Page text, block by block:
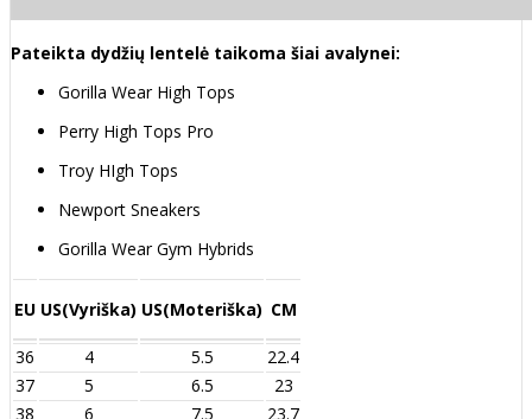
Pateikta dydžių lentelė taikoma šiai avalynei:
Gorilla Wear High Tops
Perry High Tops Pro
Troy HIgh Tops
Newport Sneakers
Gorilla Wear Gym Hybrids
EU US(Vyriška) US(Moteriška) CM
36 4 5.5
22.4
37
5 6.5
23
38
6 7.5
23.7